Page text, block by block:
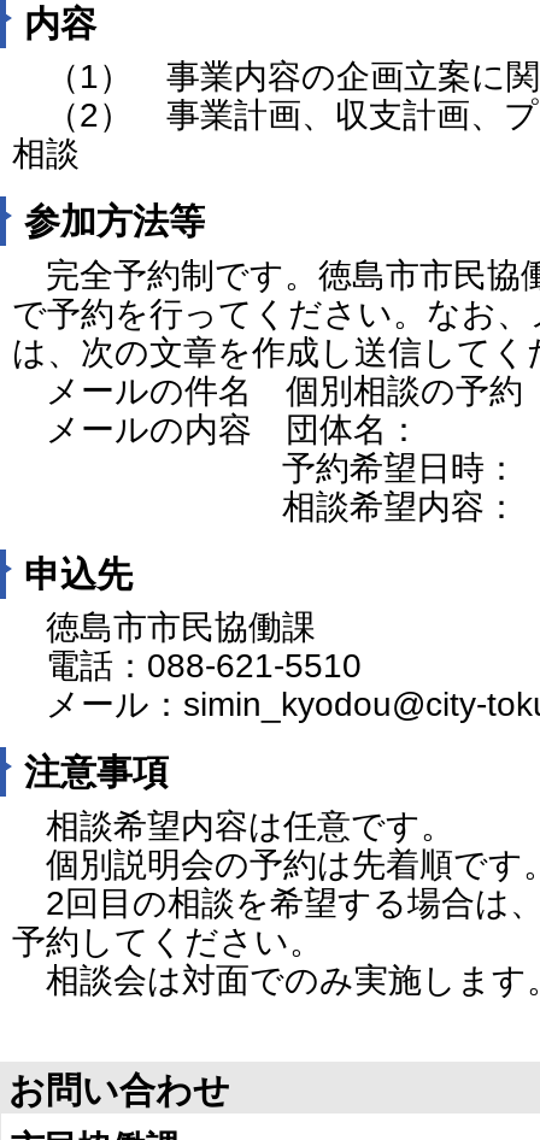
内容
（1） 事業内容の企画立案に
（2） 事業計画、収支計画、
相談
参加方法等
完全予約制です。徳島市市民協
で予約を行ってください。なお
は、次の文章を作成し送信してく
メールの件名 個別相談の予約
メールの内容 団体名：
予約希望日時：
相談希望内容：
申込先
徳島市市民協働課
電話：088-621-5510
メール：simin_kyodou@city-
注意事項
相談希望内容は任意です。
個別説明会の予約は先着順です
2回目の相談を希望する場合は
予約してください。
相談会は対面でのみ実施します
お問い合わせ